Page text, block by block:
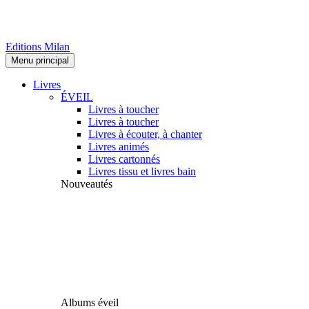
Editions Milan
Menu principal
Livres
ÉVEIL
Livres à toucher
Livres à toucher
Livres à écouter, à chanter
Livres animés
Livres cartonnés
Livres tissu et livres bain
Nouveautés
Albums éveil